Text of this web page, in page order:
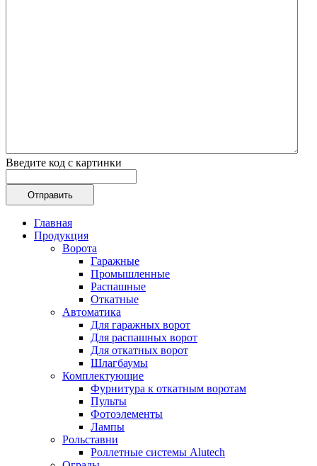
Введите код с картинки
Главная
Продукция
Ворота
Гаражные
Промышленные
Распашные
Откатные
Автоматика
Для гаражных ворот
Для распашных ворот
Для откатных ворот
Шлагбаумы
Комплектующие
Фурнитура к откатным воротам
Пульты
Фотоэлементы
Лампы
Рольставни
Роллетные системы Alutech